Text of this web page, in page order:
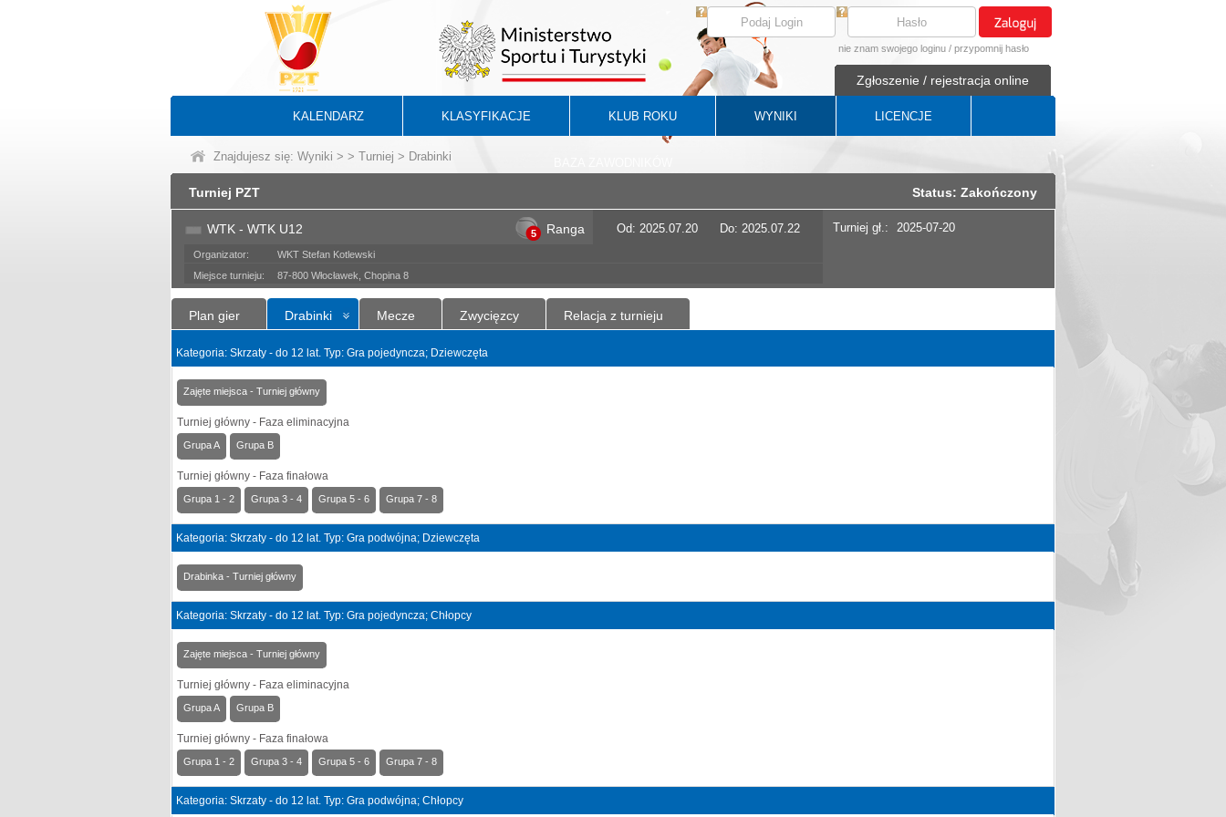
nie znam swojego loginu / przypomnij hasło
Zgłoszenie / rejestracja online
KALENDARZ KLASYFIKACJE KLUB ROKU WYNIKI LICENCJE
Znajdujesz się: Wyniki > > Turniej > Drabinki
Turniej PZT Status: Zakończony
WTK - WTK U12 5 Ranga Od: 2025.07.20 Do: 2025.07.22
Organizator:
WKT Stefan Kotlewski
Miejsce turnieju:
87-800 Włocławek, Chopina 8
Turniej gł.: 2025-07-20
Plan gier Drabinki Mecze Zwycięzcy Relacja z turnieju
Kategoria: Skrzaty - do 12 lat. Typ: Gra pojedyncza; Dziewczęta
Zajęte miejsca - Turniej główny
Turniej główny - Faza eliminacyjna
Grupa A Grupa B
Turniej główny - Faza finałowa
Grupa 1 - 2 Grupa 3 - 4 Grupa 5 - 6 Grupa 7 - 8
Kategoria: Skrzaty - do 12 lat. Typ: Gra podwójna; Dziewczęta
Drabinka - Turniej główny
Kategoria: Skrzaty - do 12 lat. Typ: Gra pojedyncza; Chłopcy
Zajęte miejsca - Turniej główny
Turniej główny - Faza eliminacyjna
Grupa A Grupa B
Turniej główny - Faza finałowa
Grupa 1 - 2 Grupa 3 - 4 Grupa 5 - 6 Grupa 7 - 8
Kategoria: Skrzaty - do 12 lat. Typ: Gra podwójna; Chłopcy